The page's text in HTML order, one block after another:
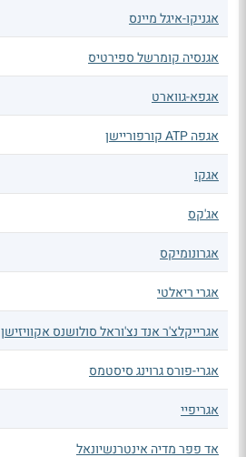
אגניקו-איגל מיינס
אגנסיה קומרשל ספירטיס
אגפא-גווארט
אגפה ATP קורפוריישן
אגקו
אג'קס
אגרונומיקס
אגרי ריאלטי
אגרייקלצ'ר אנד נצ'וראל סולושנס אקוויזישן
אגרי-פורס גרוינג סיסטמס
אגריפיי
אד פפר מדיה אינטרנשיונאל